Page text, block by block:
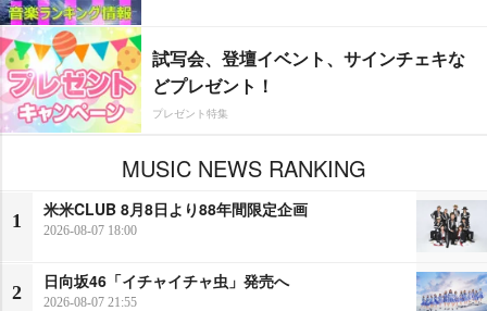
試写会、登壇イベント、サインチェキな
どプレゼント！
プレゼント特集
MUSIC NEWS RANKING
1
米米CLUB 8月8日より88年間限定企画
2026-08-07 18:00
2
日向坂46「イチャイチャ虫」発売へ
2026-08-07 21:55